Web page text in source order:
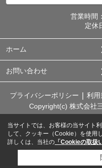
営業時間：
定休
ホーム
お問い合わせ
プライバシーポリシー 利用
Copyright(c) 株式会社
当サイトでは、お客様の当サイト
して、クッキー（Cookie）を使用
詳しくは、当社の 「Cookieの取扱